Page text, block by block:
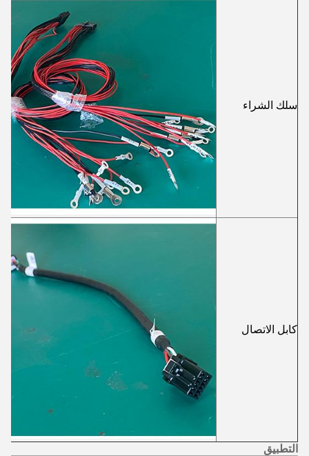
سلك الشراء
كابل الاتصال
التطبيق